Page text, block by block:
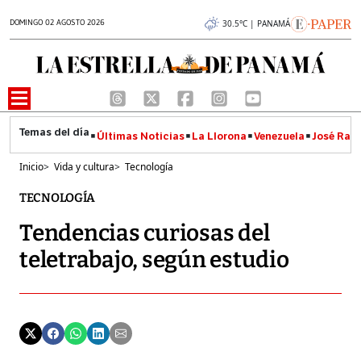
DOMINGO 02 AGOSTO 2026 30.5°C | PANAMÁ
Últimas Noticias La Llorona Venezuela José
Inicio> Vida y cultura> Tecnología
TECNOLOGÍA
Tendencias curiosas del
teletrabajo, según estudio